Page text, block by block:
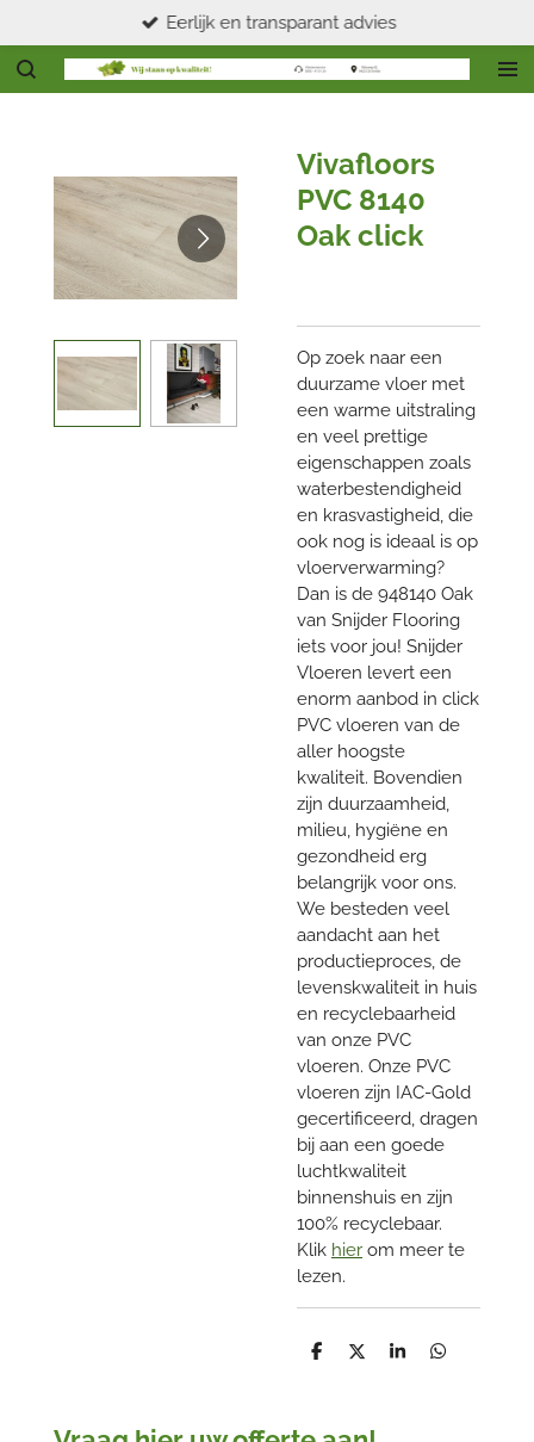
direct
naar
Eerlijk en transparant advies
Vivafloors
PVC 8140
Oak click
Op zoek naar een
duurzame vloer met
een warme uitstraling
en veel prettige
eigenschappen zoals
waterbestendigheid
en krasvastigheid, die
ook nog is ideaal is op
vloerverwarming?
Dan is de 948140 Oak
van Snijder Flooring
iets voor jou! Snijder
Vloeren levert een
enorm aanbod in click
PVC vloeren van de
aller hoogste
kwaliteit. Bovendien
zijn duurzaamheid,
milieu, hygiëne en
gezondheid erg
belangrijk voor ons.
We besteden veel
aandacht aan het
productieproces, de
levenskwaliteit in huis
en recyclebaarheid
van onze PVC
vloeren. Onze PVC
vloeren zijn IAC-Gold
gecertificeerd, dragen
bij aan een goede
luchtkwaliteit
binnenshuis en zijn
100% recyclebaar.
Klik hier om meer te
lezen.
D
D
S
D